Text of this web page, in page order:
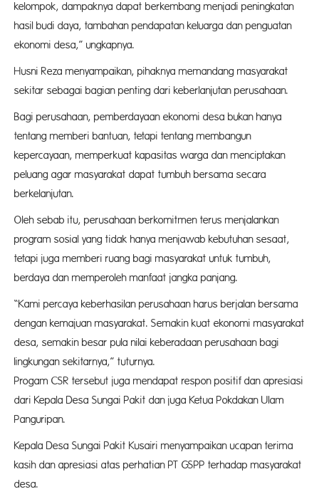
kelompok, dampaknya dapat berkembang menjadi peningkatan
hasil budi daya, tambahan pendapatan keluarga dan penguatan
ekonomi desa,” ungkapnya.
Husni Reza menyampaikan, pihaknya memandang masyarakat
sekitar sebagai bagian penting dari keberlanjutan perusahaan.
Bagi perusahaan, pemberdayaan ekonomi desa bukan hanya
tentang memberi bantuan, tetapi tentang membangun
kepercayaan, memperkuat kapasitas warga dan menciptakan
peluang agar masyarakat dapat tumbuh bersama secara
berkelanjutan.
Oleh sebab itu, perusahaan berkomitmen terus menjalankan
program sosial yang tidak hanya menjawab kebutuhan sesaat,
tetapi juga memberi ruang bagi masyarakat untuk tumbuh,
berdaya dan memperoleh manfaat jangka panjang.
“Kami percaya keberhasilan perusahaan harus berjalan bersama
dengan kemajuan masyarakat. Semakin kuat ekonomi masyarakat
desa, semakin besar pula nilai keberadaan perusahaan bagi
lingkungan sekitarnya,” tuturnya.
Progam CSR tersebut juga mendapat respon positif dan apresiasi
dari Kepala Desa Sungai Pakit dan juga Ketua Pokdakan Ulam
Panguripan.
Kepala Desa Sungai Pakit Kusairi menyampaikan ucapan terima
kasih dan apresiasi atas perhatian PT GSPP terhadap masyarakat
desa.